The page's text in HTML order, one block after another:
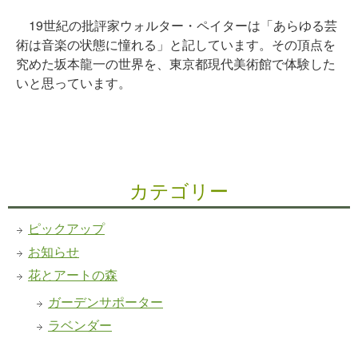
19世紀の批評家ウォルター・ペイターは「あらゆる芸
術は音楽の状態に憧れる」と記しています。その頂点を
究めた坂本龍一の世界を、東京都現代美術館で体験した
いと思っています。
カテゴリー
ピックアップ
お知らせ
花とアートの森
ガーデンサポーター
ラベンダー